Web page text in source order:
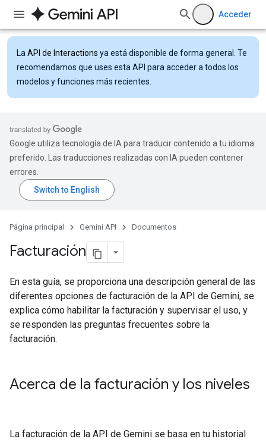
Acceder
La API de Interactions ya está disponible de forma general. Te
recomendamos que uses esta API para acceder a todos los
modelos y funciones más recientes.
Google utiliza tecnología de IA para traducir contenido a tu idioma
preferido. Las traducciones realizadas con IA pueden contener
errores.
Página principal Gemini API Documentos
Facturación
En esta guía, se proporciona una descripción general de las
diferentes opciones de facturación de la API de Gemini, se
explica cómo habilitar la facturación y supervisar el uso, y
se responden las preguntas frecuentes sobre la
facturación.
Acerca de la facturación y los niveles
La facturación de la API de Gemini se basa en tu historial